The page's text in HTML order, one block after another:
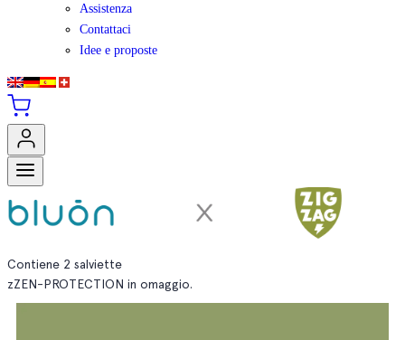
Assistenza
Contattaci
Idee e proposte